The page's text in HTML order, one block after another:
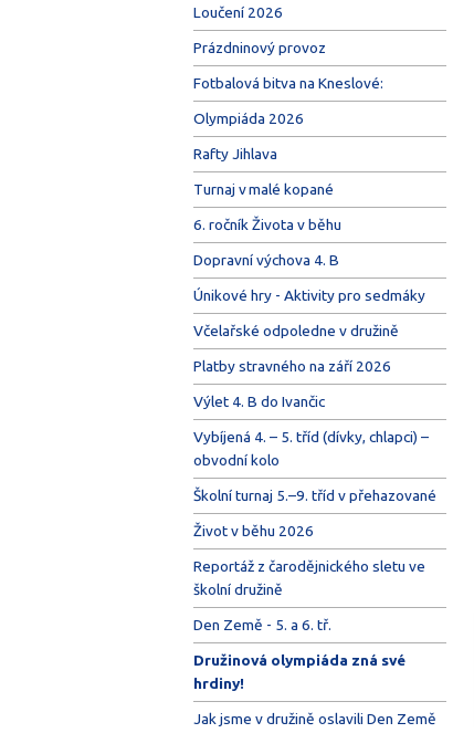
Loučení 2026
Prázdninový provoz
Fotbalová bitva na Kneslové:
Olympiáda 2026
Rafty Jihlava
Turnaj v malé kopané
6. ročník Života v běhu
Dopravní výchova 4. B
Únikové hry - Aktivity pro sedmáky
Včelařské odpoledne v družině
Platby stravného na září 2026
Výlet 4. B do Ivančic
Vybíjená 4. – 5. tříd (dívky, chlapci) –
obvodní kolo
Školní turnaj 5.–9. tříd v přehazované
Život v běhu 2026
Reportáž z čarodějnického sletu ve
školní družině
Den Země - 5. a 6. tř.
Družinová olympiáda zná své
hrdiny!
Jak jsme v družině oslavili Den Země